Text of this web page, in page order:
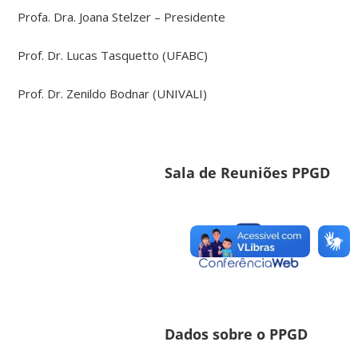
Profa. Dra. Joana Stelzer – Presidente
Prof. Dr. Lucas Tasquetto (UFABC)
Prof. Dr. Zenildo Bodnar (UNIVALI)
Sala de Reuniões PPGD
Dados sobre o PPGD